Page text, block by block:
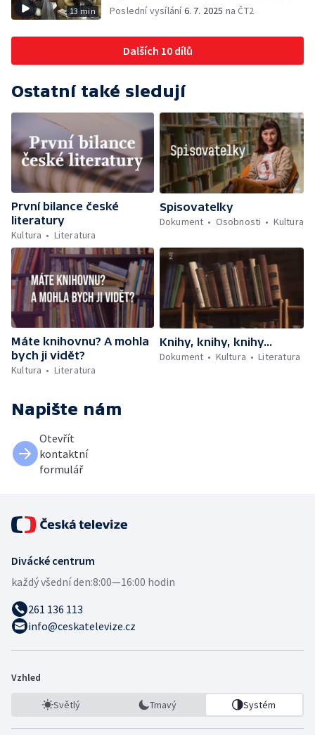
13 min Poslední vysílání6. 7. 2025 na ČT2
Dalších 10 dílů
Ostatní také sledují
První bilance české
literatury
Kultura
Literatura
Spisovatelky
Dokument
Osobnosti Kultura
Máte knihovnu? A mohla
bych ji vidět?
Kultura
Literatura
Knihy, knihy, knihy...
Dokument
Kultura Literatura
Napište nám
Otevřít
kontaktní
formulář
Divácké centrum
každý všední den:8:00—16:00 hodin
261 136 113
info@ceskatelevize.cz
Vzhled
Světlý Tmavý Systém